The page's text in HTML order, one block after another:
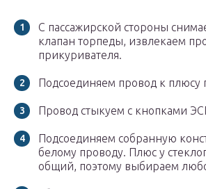
С пассажирской стороны
клапан торпеды, извлекаем
прикуривателя.
Подсоединяем провод к плюсу
Провод стыкуем с кнопками
Подсоединяем собранную
белому проводу. Плюс у
общий, поэтому выбираем